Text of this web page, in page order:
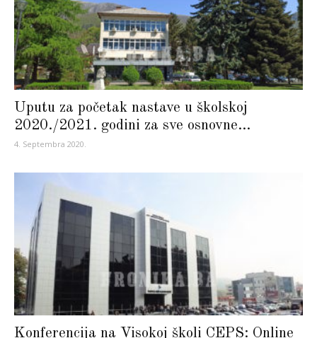
Uputu za početak nastave u školskoj
2020./2021. godini za sve osnovne...
4. Septembra 2020.
Konferencija na Visokoj školi CEPS: Online